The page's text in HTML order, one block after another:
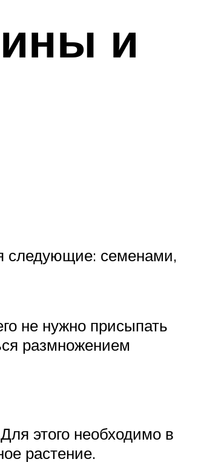
и
следующие: семенами,
не нужно присыпать
размножением
этого необходимо в
растение.